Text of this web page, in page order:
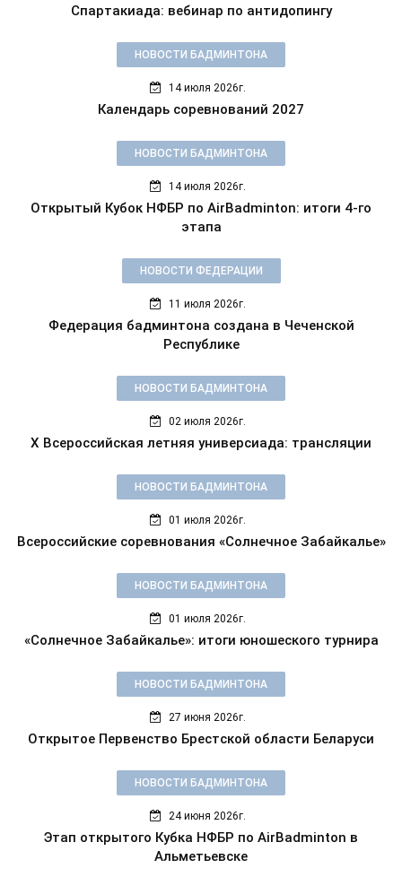
Спартакиада: вебинар по антидопингу
НОВОСТИ БАДМИНТОНА
14 июля 2026г.
Календарь соревнований 2027
НОВОСТИ БАДМИНТОНА
14 июля 2026г.
Открытый Кубок НФБР по AirBadminton: итоги 4-го
этапа
НОВОСТИ ФЕДЕРАЦИИ
11 июля 2026г.
Федерация бадминтона создана в Чеченской
Республике
НОВОСТИ БАДМИНТОНА
02 июля 2026г.
X Всероссийская летняя универсиада: трансляции
НОВОСТИ БАДМИНТОНА
01 июля 2026г.
Всероссийские соревнования «Солнечное Забайкалье»
НОВОСТИ БАДМИНТОНА
01 июля 2026г.
«Солнечное Забайкалье»: итоги юношеского турнира
НОВОСТИ БАДМИНТОНА
27 июня 2026г.
Открытое Первенство Брестской области Беларуси
НОВОСТИ БАДМИНТОНА
24 июня 2026г.
Этап открытого Кубка НФБР по AirBadminton в
Альметьевске